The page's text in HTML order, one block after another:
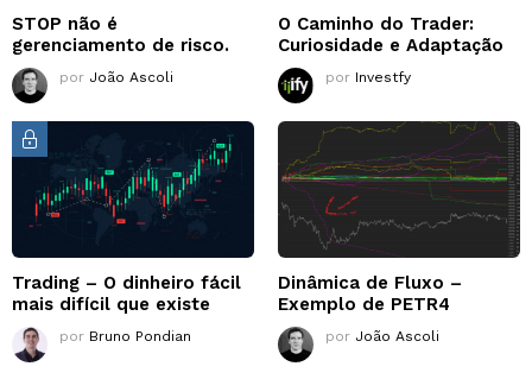
STOP não é
gerenciamento de risco.
por João Ascoli
O Caminho do Trader:
Curiosidade e Adaptação
por Investfy
Trading – O dinheiro fácil
mais difícil que existe
por Bruno Pondian
Dinâmica de Fluxo –
Exemplo de PETR4
por João Ascoli